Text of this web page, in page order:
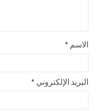
الاسم *
البريد الإلكتروني *